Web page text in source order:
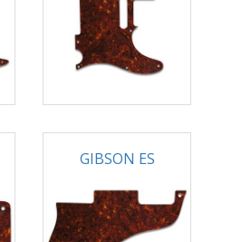
GIBSON ES